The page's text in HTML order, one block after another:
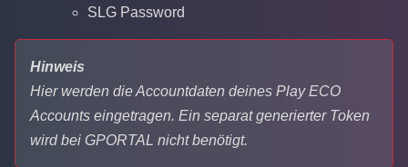
SLG Password
Hinweis
Hier werden die Accountdaten deines Play ECO
Accounts eingetragen. Ein separat generierter Token
wird bei GPORTAL nicht benötigt.